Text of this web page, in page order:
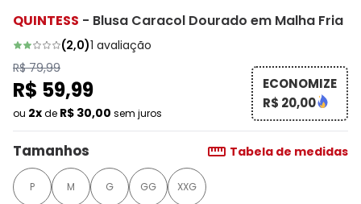
QUINTESS - Blusa Caracol Dourado em Malha Fria
(2,0)1 avaliação
R$ 79,99
R$ 59,99
ou 2xde R$ 30,00 sem juros
ECONOMIZE
R$ 20,00
Tamanhos Tabela de medidas
P M G GG XXG